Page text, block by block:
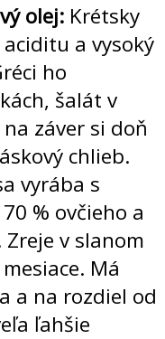
olej: Krétsky
a vysoký
ho
šalát v
záver si doň
chlieb.
vyrába s
% ovčieho a
v slanom
Má
a na rozdiel od
ľahšie